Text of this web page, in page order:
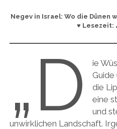
Negev in Israel: Wo die Dünen
♥ Lesezeit:
„D
ie
die
eine
und
unwirklichen Landschaft.